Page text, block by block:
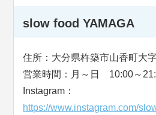
slow food YAMAGA
住所：大分県杵築市山香町大
営業時間：月～日 10:00～
Instagram：
https://www.instagram.com/